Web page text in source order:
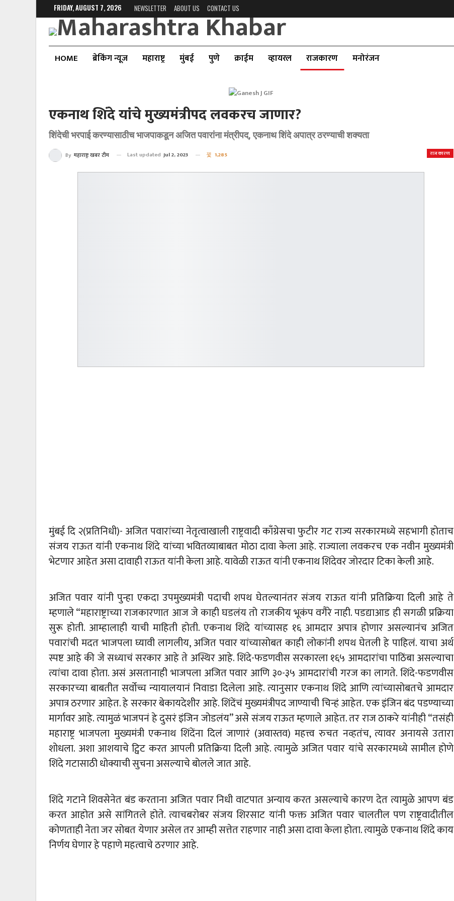
FRIDAY, AUGUST 7, 2026 NEWSLETTER ABOUT US CONTACT US
HOME ब्रेकिंग न्यूज महाराष्ट्र मुंबई पुणे क्राईम व्हायरल राजकारण मनोरंजन
एकनाथ शिंदे यांचे मुख्यमंत्रीपद लवकरच जाणार?
शिंदेची भरपाई करण्यासाठीच भाजपाकडून अजित पवारांना मंत्रीपद, एकनाथ शिंदे अपात्र ठरण्याची शक्यता
राजकारण
By महाराष्ट्र खबर टीम Last updated Jul 2, 2023 1,285
मुंबई दि २(प्रतिनिधी)- अजित पवारांच्या नेतृत्वाखाली राष्ट्रवादी काँग्रेसचा फुटीर गट राज्य सरकारमध्ये सहभागी होताच
संजय राऊत यांनी एकनाथ शिंदे यांच्या भवितव्याबाबत मोठा दावा केला आहे. राज्याला लवकरच एक नवीन मुख्यमंत्री
भेटणार आहेत असा दावाही राऊत यांनी केला आहे. यावेळी राऊत यांनी एकनाथ शिंदेवर जोरदार टिका केली आहे.
अजित पवार यांनी पुन्हा एकदा उपमुख्यमंत्री पदाची शपथ घेतल्यानंतर संजय राऊत यांनी प्रतिक्रिया दिली आहे ते
म्हणाले “महाराष्ट्राच्या राजकारणात आज जे काही घडलंय तो राजकीय भूकंप वगैरे नाही. पडद्याआड ही सगळी प्रक्रिया
सुरू होती. आम्हालाही याची माहिती होती. एकनाथ शिंदे यांच्यासह १६ आमदार अपात्र होणार असल्यानंच अजित
पवारांची मदत भाजपला घ्यावी लागलीय, अजित पवार यांच्यासोबत काही लोकांनी शपथ घेतली हे पाहिलं. याचा अर्थ
स्पष्ट आहे की जे सध्याचं सरकार आहे ते अस्थिर आहे. शिंदे-फडणवीस सरकारला १६५ आमदारांचा पाठिंबा असल्याचा
त्यांचा दावा होता. असं असतानाही भाजपला अजित पवार आणि ३०-३५ आमदारांची गरज का लागते. शिंदे-फडणवीस
सरकारच्या बाबतीत सर्वोच्च न्यायालयानं निवाडा दिलेला आहे. त्यानुसार एकनाथ शिंदे आणि त्यांच्यासोबतचे आमदार
अपात्र ठरणार आहेत. हे सरकार बेकायदेशीर आहे. शिंदेंचं मुख्यमंत्रीपद जाण्याची चिन्हं आहेत. एक इंजिन बंद पडण्याच्या
मार्गावर आहे. त्यामुळं भाजपनं हे दुसरं इंजिन जोडलंय” असे संजय राऊत म्हणाले आहेत. तर राज ठाकरे यांनीही “तसंही
महाराष्ट्र भाजपला मुख्यमंत्री एकनाथ शिंदेंना दिलं जाणारं (अवास्तव) महत्त्व रुचत नव्हतंच, त्यावर अनायसे उतारा
शोधला. अशा आशयाचे ट्विट करत आपली प्रतिक्रिया दिली आहे. त्यामुळे अजित पवार यांचे सरकारमध्ये सामील होणे
शिंदे गटासाठी धोक्याची सुचना असल्याचे बोलले जात आहे.
शिंदे गटाने शिवसेनेत बंड करताना अजित पवार निधी वाटपात अन्याय करत असल्याचे कारण देत त्यामुळे आपण बंड
करत आहोत असे सांगितले होते. त्याचबरोबर संजय शिरसाट यांनी फक्त अजित पवार चालतील पण राष्ट्रवादीतील
कोणताही नेता जर सोबत येणार असेल तर आम्ही सत्तेत राहणार नाही असा दावा केला होता. त्यामुळे एकनाथ शिंदे काय
निर्णय घेणार हे पहाणे महत्वाचे ठरणार आहे.